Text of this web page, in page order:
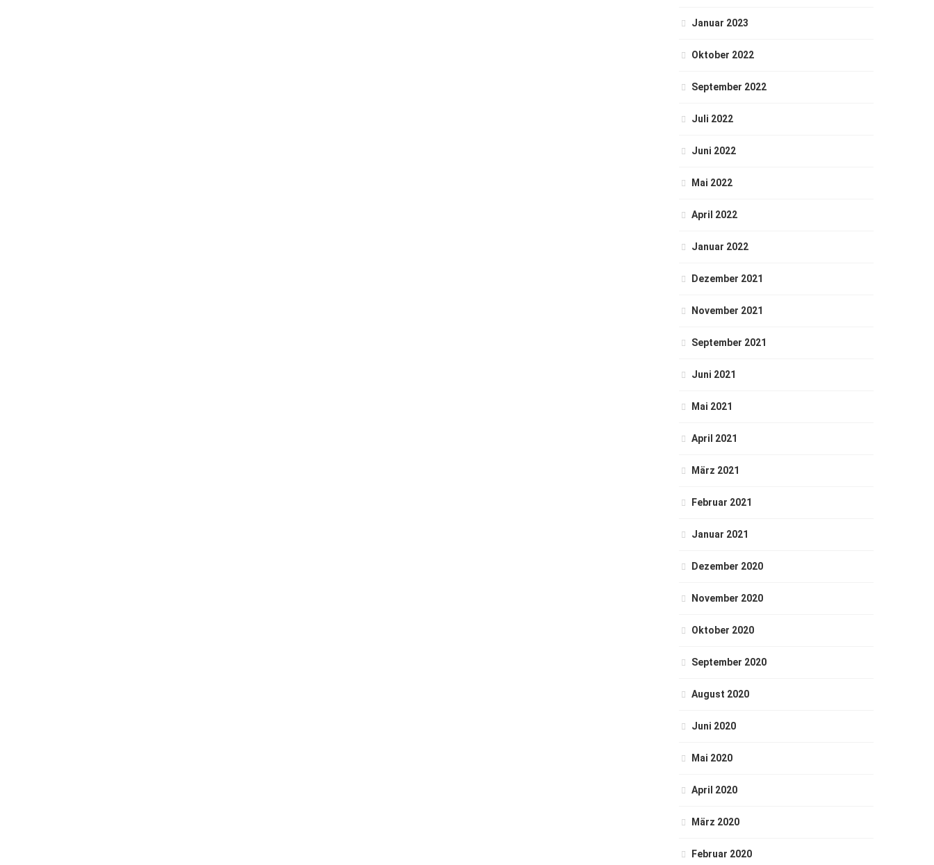
Januar 2023
Oktober 2022
September 2022
Juli 2022
Juni 2022
Mai 2022
April 2022
Januar 2022
Dezember 2021
November 2021
September 2021
Juni 2021
Mai 2021
April 2021
März 2021
Februar 2021
Januar 2021
Dezember 2020
November 2020
Oktober 2020
September 2020
August 2020
Juni 2020
Mai 2020
April 2020
März 2020
Februar 2020